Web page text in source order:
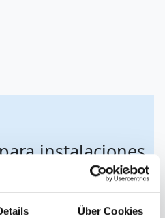
Über Cookies
instalaciones
válvulas de proceso
,inyectores,válvulas de
de bola,
válvulas de